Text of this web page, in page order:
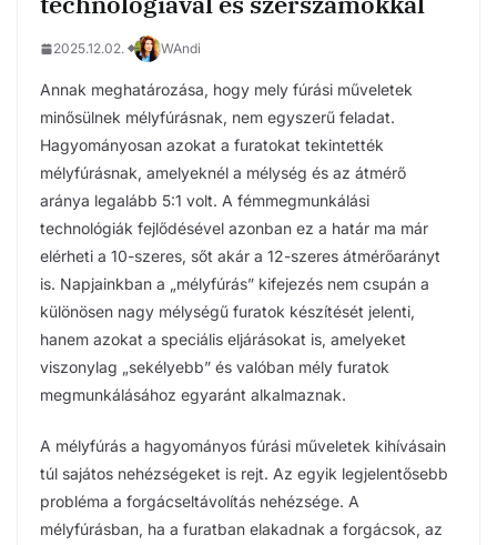
2025.12.02. WAndi
Annak meghatározása, hogy mely fúrási műveletek
minősülnek mélyfúrásnak, nem egyszerű feladat.
Hagyományosan azokat a furatokat tekintették
mélyfúrásnak, amelyeknél a mélység és az átmérő
aránya legalább 5:1 volt. A fémmegmunkálási
technológiák fejlődésével azonban ez a határ ma már
elérheti a 10-szeres, sőt akár a 12-szeres átmérőarányt
is. Napjainkban a „mélyfúrás” kifejezés nem csupán a
különösen nagy mélységű furatok készítését jelenti,
hanem azokat a speciális eljárásokat is, amelyeket
viszonylag „sekélyebb” és valóban mély furatok
megmunkálásához egyaránt alkalmaznak.
A mélyfúrás a hagyományos fúrási műveletek kihívásain
túl sajátos nehézségeket is rejt. Az egyik legjelentősebb
probléma a forgácseltávolítás nehézsége. A
mélyfúrásban, ha a furatban elakadnak a forgácsok, az